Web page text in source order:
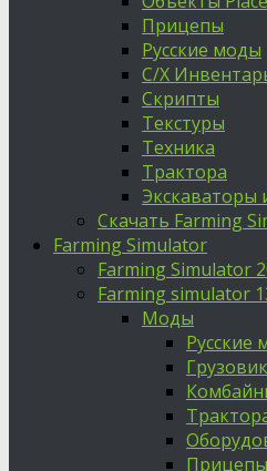
Прицепы
Русские моды
С/Х
Скрипты
Текстуры
Техника
Трактора
Экскаваторы
Скачать Farming
Farming Simulator
Farming Simulator
Farming simulator
Моды
Русские
Прицепы